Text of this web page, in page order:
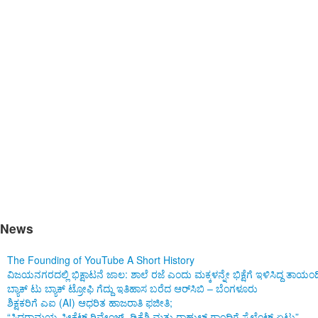
News
The Founding of YouTube A Short History
ವಿಜಯನಗರದಲ್ಲಿ ಭಿಕ್ಷಾಟನೆ ಜಾಲ: ಶಾಲೆ ರಜೆ ಎಂದು ಮಕ್ಕಳನ್ನೇ ಭಿಕ್ಷೆಗೆ ಇಳಿಸಿದ್ದ
ಬ್ಯಾಕ್ ಟು ಬ್ಯಾಕ್ ಟ್ರೋಫಿ ಗೆದ್ದು ಇತಿಹಾಸ ಬರೆದ ಆರ್‌ಸಿಬಿ – ಬೆಂಗಳೂರು
ಶಿಕ್ಷಕರಿಗೆ ಎಐ (AI) ಆಧರಿತ ಹಾಜರಾತಿ ಫಜೀತಿ;